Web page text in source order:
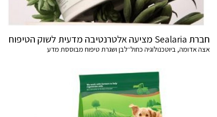
חברת Sealaria מציעה אלטרנטיבה מדעית לשוק הטיפוח
אצה אדומה, ביוטכנולוגיה כחול־לבן ושגרת טיפוח מבוססת מדע